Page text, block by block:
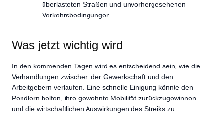
überlasteten Straßen und unvorhergesehenen
Verkehrsbedingungen.
Was jetzt wichtig wird
In den kommenden Tagen wird es entscheidend sein, wie die
Verhandlungen zwischen der Gewerkschaft und den
Arbeitgebern verlaufen. Eine schnelle Einigung könnte den
Pendlern helfen, ihre gewohnte Mobilität zurückzugewinnen
und die wirtschaftlichen Auswirkungen des Streiks zu